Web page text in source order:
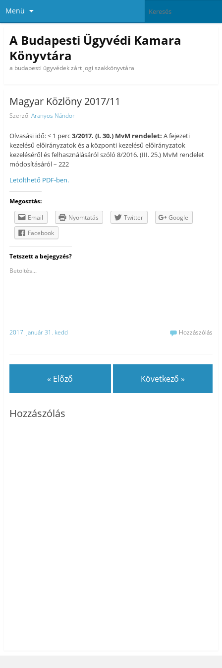
Menü
A Budapesti Ügyvédi Kamara
Könyvtára
a budapesti ügyvédek zárt jogi szakkönyvtára
Magyar Közlöny 2017/11
Szerző: Aranyos Nándor
Olvasási idő: < 1 perc3/2017. (I. 30.) MvM rendelet: A fejezeti
kezelésű előirányzatok és a központi kezelésű előirányzatok
kezeléséről és felhasználásáról szóló 8/2016. (III. 25.) MvM rendelet
módosításáról – 222
Letölthető PDF-ben.
Megosztás:
Email
Nyomtatás Twitter
Google
Facebook
Tetszett a bejegyzés?
Betöltés...
2017. január 31. kedd Hozzászólás
« Előző Következő »
Hozzászólás